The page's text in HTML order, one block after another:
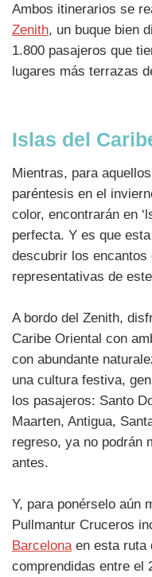
Ambos itinerarios se
Zenith, un buque bien
1.800 pasajeros que
lugares más terrazas
Islas del
Mientras, para
paréntesis en el
color, encontrarán en
perfecta. Y es que
descubrir los
representativas de
A bordo del Zenith,
Caribe Oriental con
con abundante
una cultura festiva,
los pasajeros: Santo
Maarten, Antigua,
regreso, ya no podrán
antes.
Y, para ponérselo aún
Pullmantur Cruceros
Barcelonaen esta ruta
comprendidas entre el